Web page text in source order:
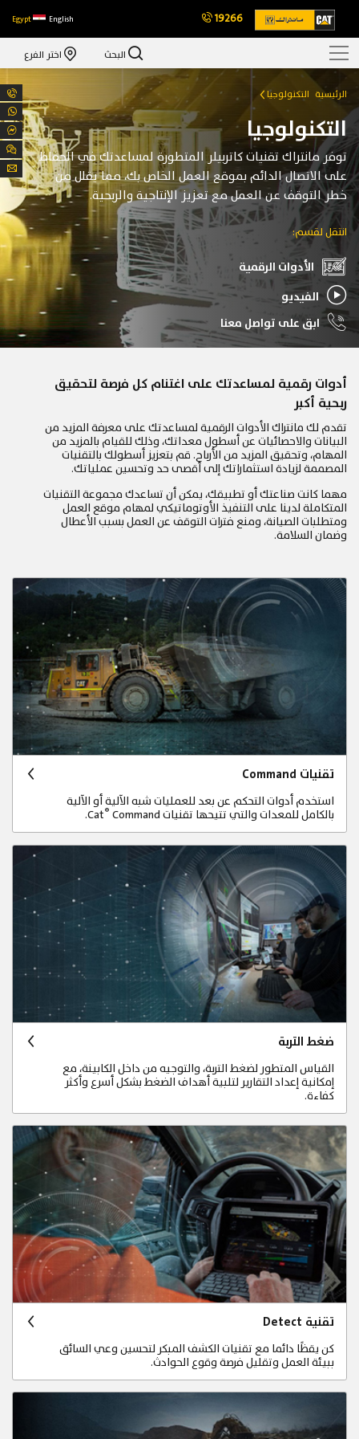
19266
English
Egypt
البحث اختر الفرع
الرئيسية التكنولوجيا
التكنولوجيا
توفر مانتراك تقنيات كاتربيلر المتطورة لمساعدتك في الحفاظ
على الاتصال الدائم بموقع العمل الخاص بك، مما يقلل من
خطر التوقف عن العمل مع تعزيز الإنتاجية والربحية.
انتقل لقسم:
الأدوات الرقمية
الفيديو
ابق على تواصل معنا
أدوات رقمية لمساعدتك على اغتنام كل فرصة لتحقيق
ربحية أكبر
تقدم لك مانتراك الأدوات الرقمية لمساعدتك على معرفة المزيد من
البيانات والاحصائيات عن أسطول معداتك، وذلك للقيام بالمزيد من
المهام، وتحقيق المزيد من الأرباح. قم بتعزيز أسطولك بالتقنيات
المصممة لزيادة استثماراتك إلى أقصى حد وتحسين عملياتك.
مهما كانت صناعتك أو تطبيقك، يمكن أن تساعدك مجموعة التقنيات
المتكاملة لدينا على التنفيذ الأوتوماتيكي لمهام موقع العمل
ومتطلبات الصيانة، ومنع فترات التوقف عن العمل بسبب الأعطال
وضمان السلامة.
تقنيات Command
استخدم أدوات التحكم عن بعد للعمليات شبه الآلية أو الآلية
بالكامل للمعدات والتي تتيحها تقنيات Cat
® Command.
ضغط التربة
القياس المتطور لضغط التربة، والتوجيه من داخل الكابينة، مع
إمكانية إعداد التقارير لتلبية أهداف الضغط بشكل أسرع وأكثر
كفاءة.
تقنية Detect
كن يقظًا دائما مع تقنيات الكشف المبكر لتحسين وعي السائق
ببيئة العمل وتقليل فرصة وقوع الحوادث.